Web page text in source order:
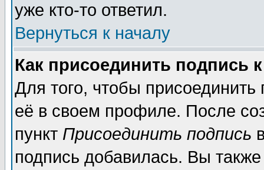
уже кто-то ответил.
Вернуться к началу
Как присоединить подпись
Для того, чтобы
её в своем профиле. После
пункт Присоединить подпись
подпись добавилась. Вы